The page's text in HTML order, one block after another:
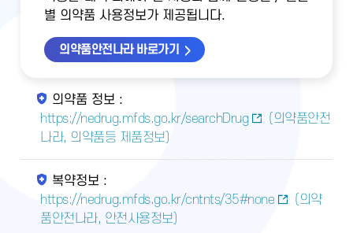
별 의약품 사용정보가 제공됩니다.
의약품안전나라 바로가기
의약품 정보 :
https://nedrug.mfds.go.kr/searchDrug
(의약품안전
나라, 의약품등 제품정보)
복약정보 :
https://nedrug.mfds.go.kr/cntnts/35#none
(의약
품안전나라, 안전사용정보)